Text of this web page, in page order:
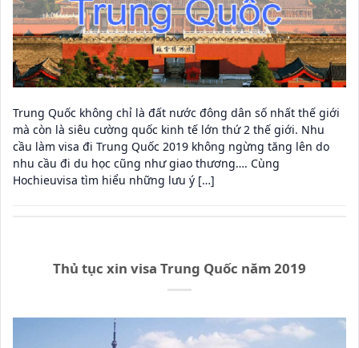
Trung Quốc không chỉ là đất nước đông dân số nhất thế giới
mà còn là siêu cường quốc kinh tế lớn thứ 2 thế giới. Nhu
cầu làm visa đi Trung Quốc 2019 không ngừng tăng lên do
nhu cầu đi du học cũng như giao thương…. Cùng
Hochieuvisa tìm hiểu những lưu ý […]
Thủ tục xin visa Trung Quốc năm 2019